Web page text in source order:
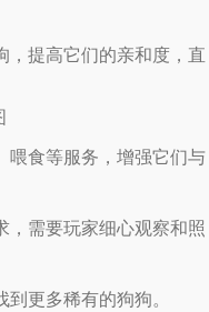
，提高它们的亲和度，直
喂食等服务，增强它们与
，需要玩家细心观察和照
更多稀有的狗狗。